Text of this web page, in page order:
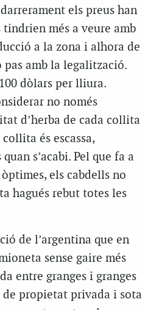
els preus han
més a veure amb
a la zona i alhora de
amb la legalització.
dòlars per lliura.
no només
d’herba de cada collita
és escassa,
s’acabi. Pel que fa a
els cabdells no
hagués rebut totes les
de l’argentina que en
sense gaire més
entre granges i granges
de propietat privada i sota